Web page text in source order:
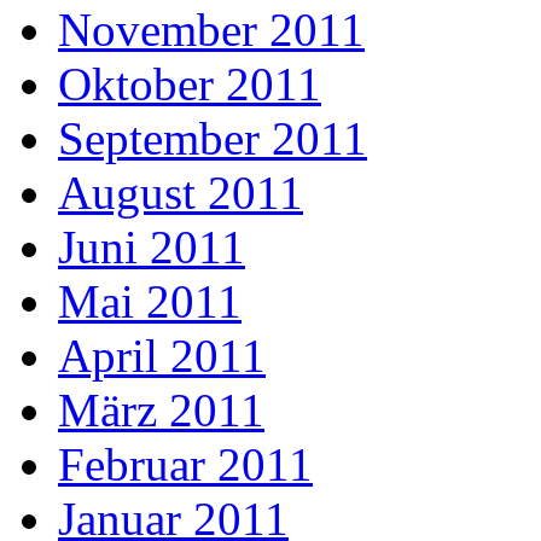
November 2011
Oktober 2011
September 2011
August 2011
Juni 2011
Mai 2011
April 2011
März 2011
Februar 2011
Januar 2011